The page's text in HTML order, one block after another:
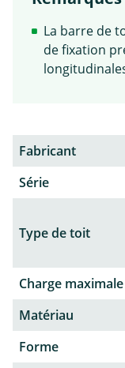
La barre de
de fixation
Fabricant
Série
Type de toit
Charge maximale
Matériau
Forme